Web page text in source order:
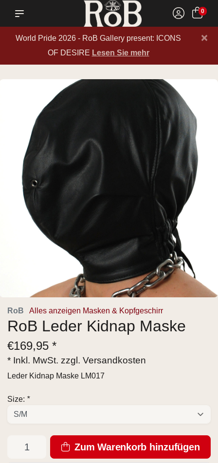
0
World Pride 2026 - RoB Gallery present: ICONS
OF DESIRE Lesen Sie mehr
×
RoB Alles anzeigen Masken & Kopfgeschirr
RoB Leder Kidnap Maske
€169,95 *
* Inkl. MwSt. zzgl. Versandkosten
Leder Kidnap Maske LM017
Size: *
Zum Warenkorb hinzufügen